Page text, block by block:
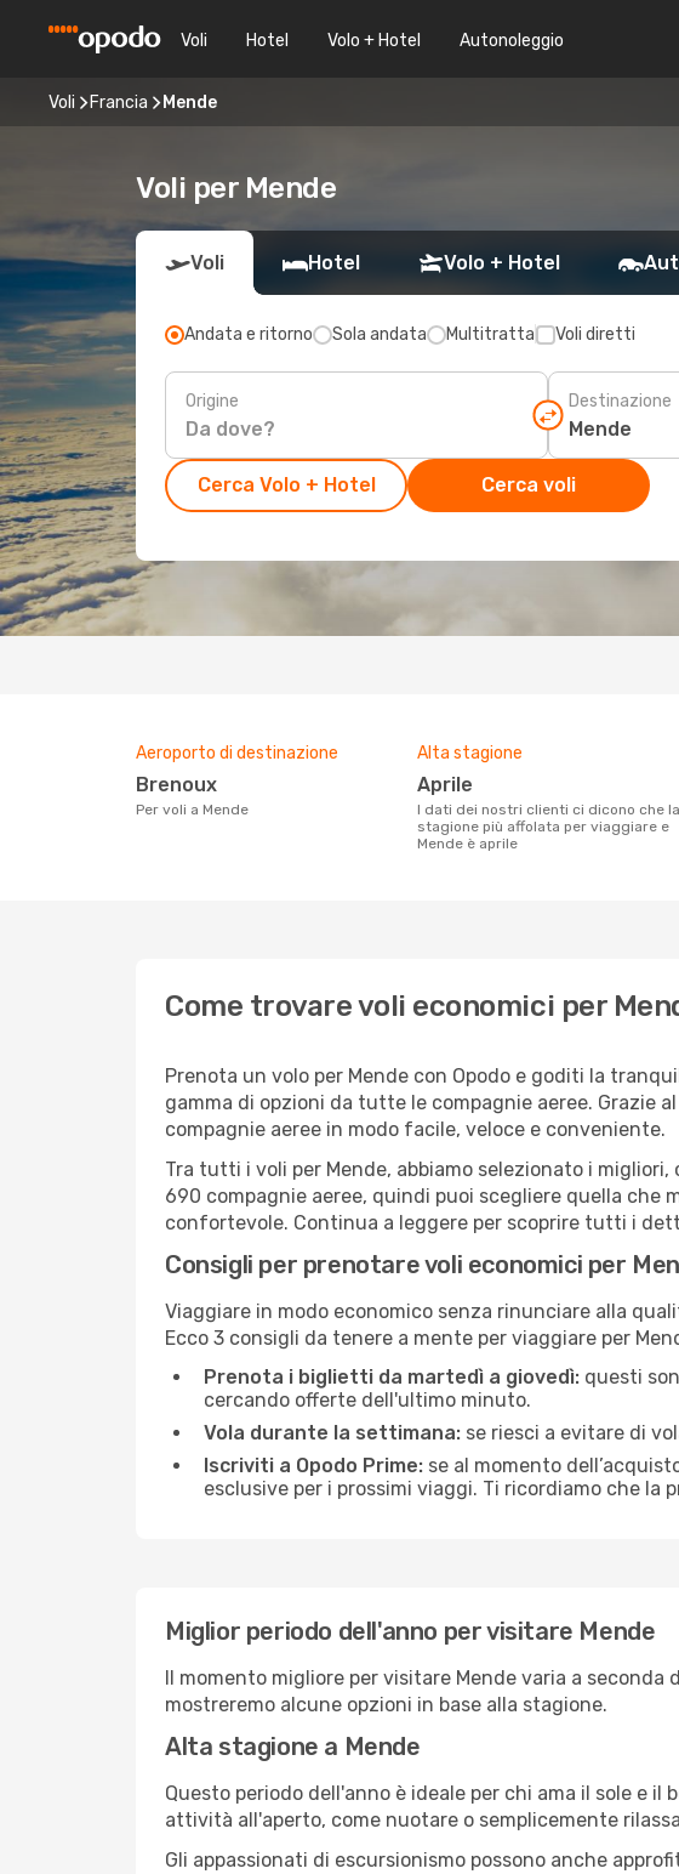
Voli Hotel Volo + Hotel Autonoleggio
Voli Francia Mende
Voli per Mende
Voli Hotel Volo + Hotel
Andata e ritorno Sola andata Multitratta Voli diretti
Origine Destinazione
Cerca Volo + Hotel Cerca voli
Aeroporto di destinazione
Brenoux
Per voli a Mende
Alta stagione
aprile
I dati dei nostri clienti ci dicono che la
stagione più affolata per viaggiare e
Mende è aprile
Come trovare voli economici per
Prenota un volo per Mende con Opodo e goditi la
gamma di opzioni da tutte le compagnie aeree. Grazie
compagnie aeree in modo facile, veloce e conveniente.
Tra tutti i voli per Mende, abbiamo selezionato i
690 compagnie aeree, quindi puoi scegliere quella che
confortevole. Continua a leggere per scoprire tutti i
Consigli per prenotare voli economici per
Viaggiare in modo economico senza rinunciare alla
Ecco 3 consigli da tenere a mente per viaggiare per
Prenota i biglietti da martedì a giovedì: questi
cercando offerte dell'ultimo minuto.
Vola durante la settimana: se riesci a evitare di
Iscriviti a Opodo Prime: se al momento
esclusive per i prossimi viaggi. Ti ricordiamo che la
Miglior periodo dell'anno per visitare Mende
Il momento migliore per visitare Mende varia a
mostreremo alcune opzioni in base alla stagione.
Alta stagione a Mende
Questo periodo dell'anno è ideale per chi ama il sole e
attività all'aperto, come nuotare o semplicemente
Gli appassionati di escursionismo possono anche